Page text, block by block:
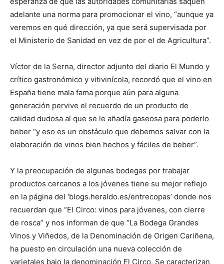
adelante una norma para promocionar el vino, “aunque ya
veremos en qué dirección, ya que será supervisada por
el Ministerio de Sanidad en vez de por el de Agricultura”.
Víctor de la Serna, director adjunto del diario El Mundo y
crítico gastronómico y vitivinícola, recordó que el vino en
España tiene mala fama porque aún para alguna
generación pervive el recuerdo de un producto de
calidad dudosa al que se le añadía gaseosa para poderlo
beber “y eso es un obstáculo que debemos salvar con la
elaboración de vinos bien hechos y fáciles de beber”.
Y la preocupación de algunas bodegas por trabajar
productos cercanos a los jóvenes tiene su mejor reflejo
en la página del ‘blogs.heraldo.es/entrecopas’ donde nos
recuerdan que “El Circo: vinos para jóvenes, con cierre
de rosca” y nos informan de que “La Bodega Grandes
Vinos y Viñedos, de la Denominación de Origen Cariñena,
ha puesto en circulación una nueva colección de
varietales bajo la denominación El Circo. Se caracterizan